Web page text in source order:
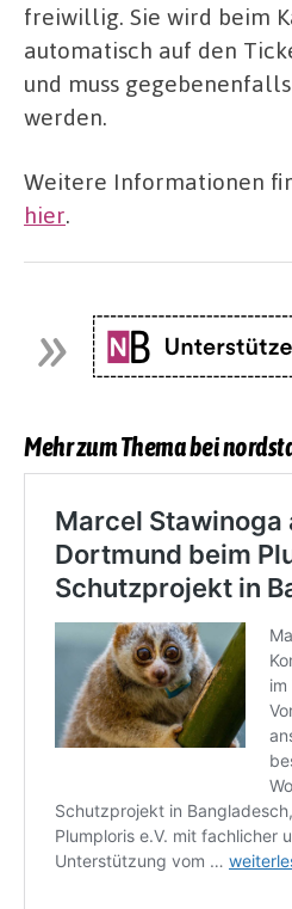
freiwillig. Sie wird beim
automatisch auf den
und muss
werden.
Weitere Informationen
hier.
Mehr zum Thema bei